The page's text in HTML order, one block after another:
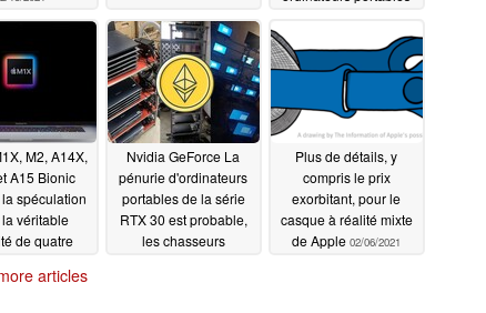
listes de produits tout
en supprimant les
valeurs TGP de ses
pilotes officiels
02/07/2021
M2, A14X,
A15 Bionic
spéculation
véritable
de quatre
02/06/2021
Nvidia GeForce La
pénurie d'ordinateurs
portables de la série
RTX 30 est probable,
les chasseurs
Plus de détails, y
compris le prix
exorbitant, pour le
casque à réalité mixte
de Apple 02/06/2021
articles